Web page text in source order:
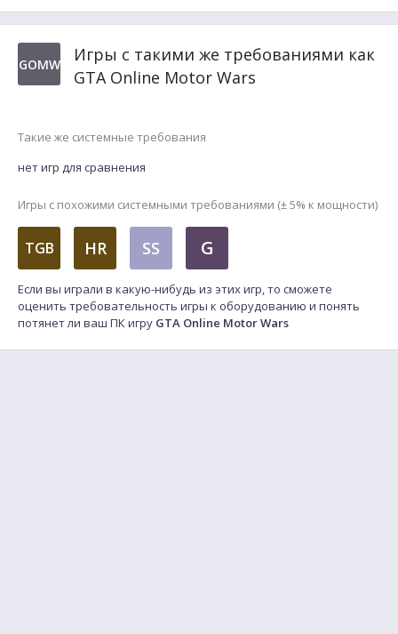
GOMW
Игры с такими же требованиями как
GTA Online Motor Wars
Такие же системные требования
нет игр для сравнения
Игры с похожими системными требованиями (± 5% к мощности)
TGB HR SS G
Если вы играли в какую-нибудь из этих игр, то сможете
оценить требовательность игры к оборудованию и понять
потянет ли ваш ПК игру GTA Online Motor Wars